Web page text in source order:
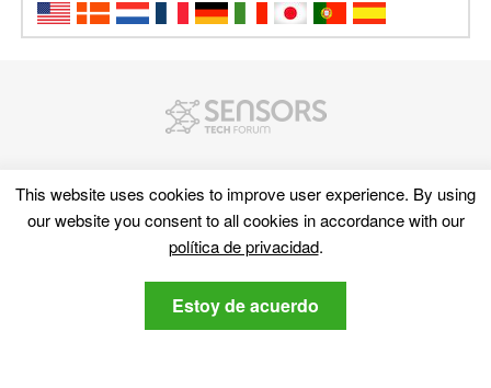
This website uses cookies to improve user experience. By using
our website you consent to all cookies in accordance with our
política de privacidad.
Estoy de acuerdo